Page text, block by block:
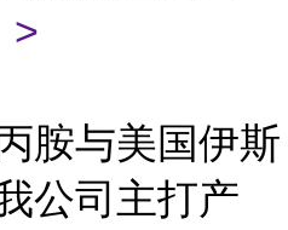
>
胺与美国伊斯
公司主打产